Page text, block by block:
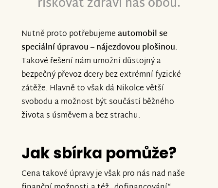
Nutně proto potřebujemeautomobil se
speciální úpravou – nájezdovou plošinou.
Takové řešení nám umožní důstojný a
bezpečný převoz dcery bez extrémní fyzické
zátěže. Hlavně to však dá Nikolce větší
svobodu a možnost být součástí běžného
života s úsměvem a bez strachu.
Jak sbírka pomůže?
Cena takové úpravy je však pro nás nad naše